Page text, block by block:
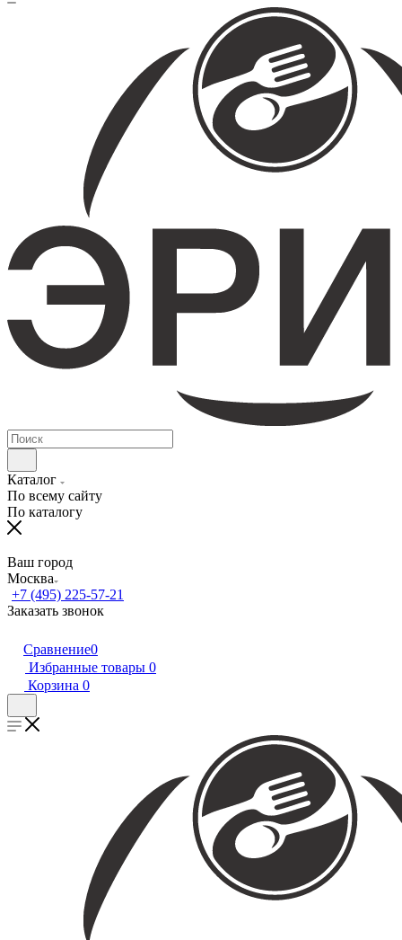
Каталог
По всему сайту
По каталогу
Ваш город
Москва
+7 (495) 225-57-21
Заказать звонок
Сравнение0
Избранные товары 0
Корзина 0